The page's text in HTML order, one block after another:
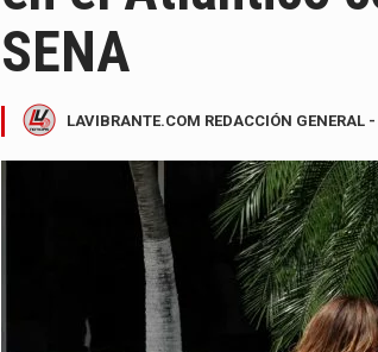
SENA
LAVIBRANTE.COM REDACCIÓN GENERAL -